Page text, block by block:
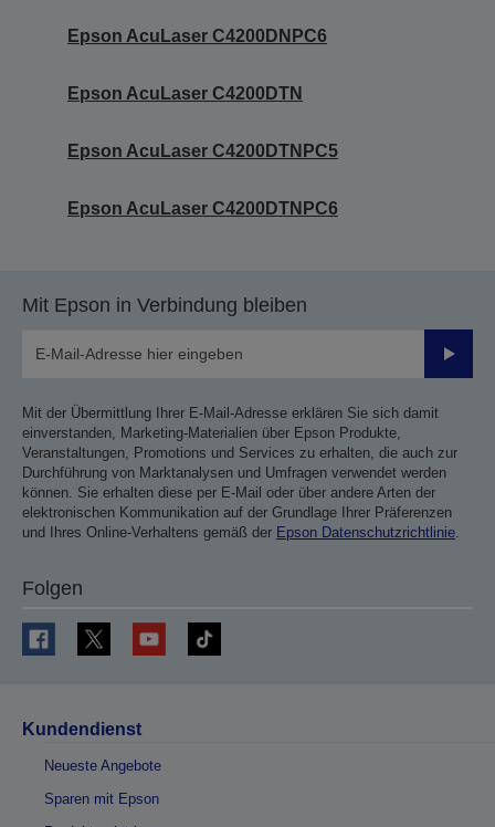
Epson AcuLaser C4200DNPC6
Epson AcuLaser C4200DTN
Epson AcuLaser C4200DTNPC5
Epson AcuLaser C4200DTNPC6
Mit Epson in Verbindung bleiben
Mit der Übermittlung Ihrer E-Mail-Adresse erklären Sie sich damit
einverstanden, Marketing-Materialien über Epson Produkte,
Veranstaltungen, Promotions und Services zu erhalten, die auch zur
Durchführung von Marktanalysen und Umfragen verwendet werden
können. Sie erhalten diese per E-Mail oder über andere Arten der
elektronischen Kommunikation auf der Grundlage Ihrer Präferenzen
und Ihres Online-Verhaltens gemäß der Epson Datenschutzrichtlinie.
Folgen
Kundendienst
Neueste Angebote
Sparen mit Epson